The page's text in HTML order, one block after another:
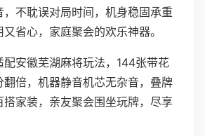
，不耽误对局时间，机身稳固承重
省心，家庭聚会的欢乐神器。
配安徽芜湖麻将玩法，144张带花
翻倍，机器静音机芯无杂音，叠牌
家装，亲友聚会围坐玩牌，尽享